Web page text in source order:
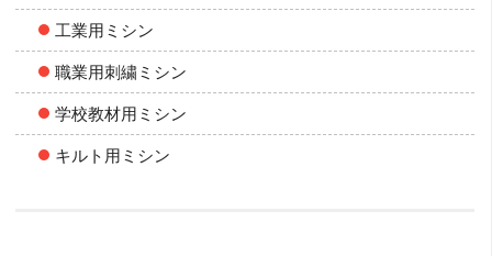
工業用ミシン
職業用刺繍ミシン
学校教材用ミシン
キルト用ミシン